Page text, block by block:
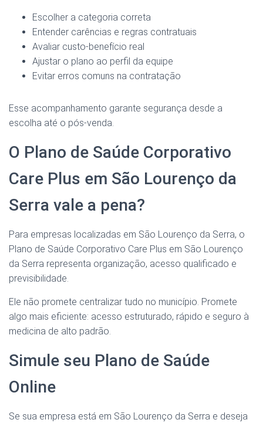
Escolher a categoria correta
Entender carências e regras contratuais
Avaliar custo-benefício real
Ajustar o plano ao perfil da equipe
Evitar erros comuns na contratação
Esse acompanhamento garante segurança desde a
escolha até o pós-venda.
O Plano de Saúde Corporativo
Care Plus em São Lourenço da
Serra vale a pena?
Para empresas localizadas em São Lourenço da Serra, o
Plano de Saúde Corporativo Care Plus em São Lourenço
da Serra representa organização, acesso qualificado e
previsibilidade.
Ele não promete centralizar tudo no município. Promete
algo mais eficiente: acesso estruturado, rápido e seguro à
medicina de alto padrão.
Simule seu Plano de Saúde
Online
Se sua empresa está em São Lourenço da Serra e deseja